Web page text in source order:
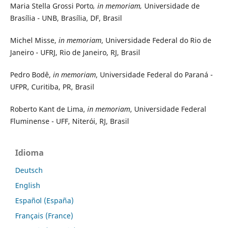
Maria Stella Grossi Porto, in memoriam, Universidade de
Brasília - UNB, Brasília, DF, Brasil
Michel Misse, in memoriam, Universidade Federal do Rio de
Janeiro - UFRJ, Rio de Janeiro, RJ, Brasil
Pedro Bodê, in memoriam, Universidade Federal do Paraná -
UFPR, Curitiba, PR, Brasil
Roberto Kant de Lima, in memoriam, Universidade Federal
Fluminense - UFF, Niterói, RJ, Brasil
Idioma
Deutsch
English
Español (España)
Français (France)